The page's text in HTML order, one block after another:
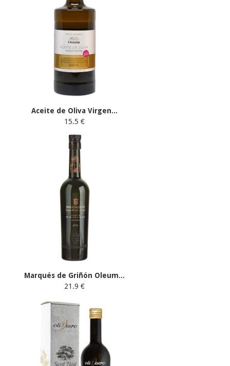
Aceite de Oliva Virgen...
15.5 €
Marqués de Griñón Oleum...
21.9 €